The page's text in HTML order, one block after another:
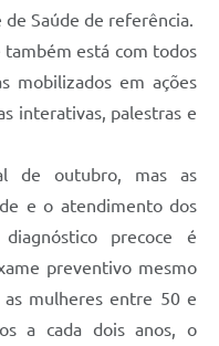
Saúde de referência.
também está com todos
mobilizados em ações
interativas, palestras e
de outubro, mas as
e o atendimento dos
precoce é
preventivo mesmo
mulheres entre 50 e
a cada dois anos, o